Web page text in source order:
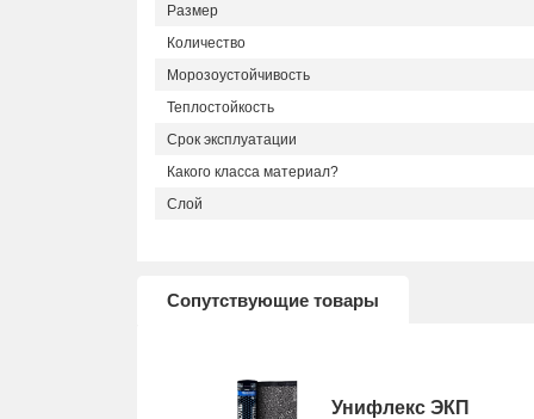
Размер
Количество
Морозоустойчивость
Теплостойкость
Срок эксплуатации
Какого класса материал?
Слой
Сопутствующие товары
Унифлекс ЭКП